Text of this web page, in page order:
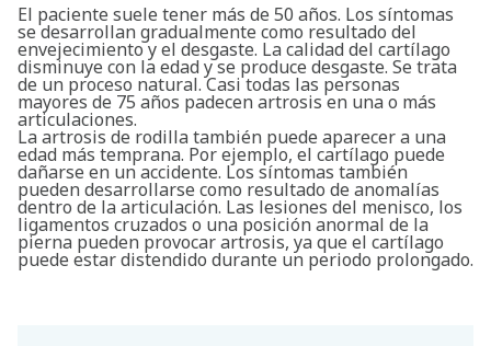
El paciente suele tener más de 50 años. Los síntomas
se desarrollan gradualmente como resultado del
envejecimiento y el desgaste. La calidad del cartílago
disminuye con la edad y se produce desgaste. Se trata
de un proceso natural. Casi todas las personas
mayores de 75 años padecen artrosis en una o más
articulaciones.
La artrosis de rodilla también puede aparecer a una
edad más temprana. Por ejemplo, el cartílago puede
dañarse en un accidente. Los síntomas también
pueden desarrollarse como resultado de anomalías
dentro de la articulación. Las lesiones del menisco, los
ligamentos cruzados o una posición anormal de la
pierna pueden provocar artrosis, ya que el cartílago
puede estar distendido durante un periodo prolongado.